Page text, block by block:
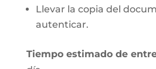
Llevar la copia del
autenticar.
Tiempo estimado de